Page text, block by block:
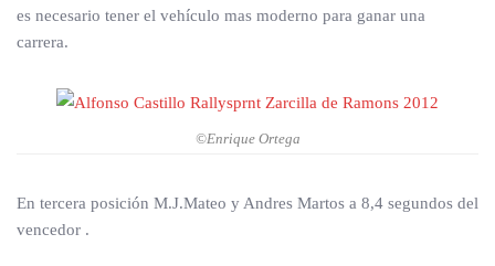
es necesario tener el vehículo mas moderno para ganar una
carrera.
©Enrique Ortega
En tercera posición M.J.Mateo y Andres Martos a 8,4 segundos del
vencedor .